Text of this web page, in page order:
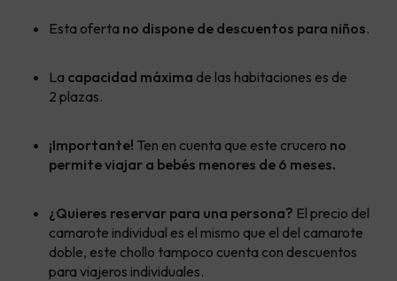
Esta oferta no dispone de descuentos para niños.
La capacidad máxima de las habitaciones es de
2 plazas.
¡Importante! Ten en cuenta que este crucero no
permite viajar a bebés menores de 6 meses.
¿Quieres reservar para una persona? El precio del
camarote individual es el mismo que el del camarote
doble, este chollo tampoco cuenta con descuentos
para viajeros individuales.